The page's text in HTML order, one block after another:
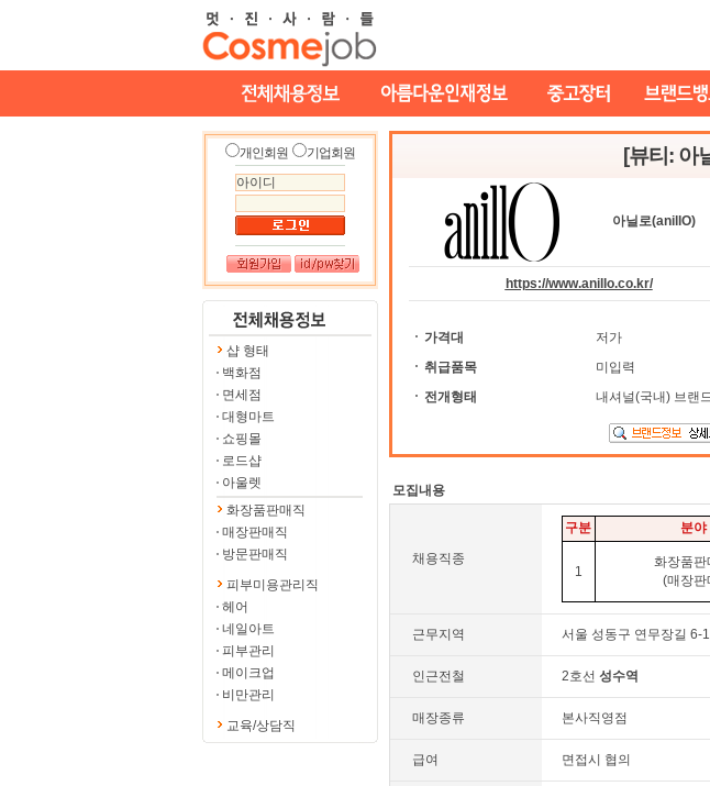
개인회원 기업회원
샵 형태
백화점
면세점
대형마트
쇼핑몰
로드샵
아울렛
화장품판매직
매장판매직
방문판매직
피부미용관리직
헤어
네일아트
피부관리
메이크업
비만관리
교육/상담직
[뷰티: 아
아닐로(anillO)
https://www.anillo.co.kr/
가격대
저가
취급품목
미입력
전개형태
내셔널(국내) 브랜
모집내용
채용직종
구분 분야
1
화장품판
(매장판
근무지역 서울 성동구 연무장길 6-
인근전철 2호선 성수역
매장종류 본사직영점
급여 면접시 협의